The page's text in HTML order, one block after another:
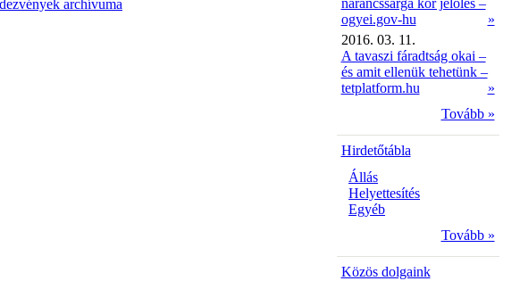
archívuma
narancssárga kör jelölés –
ogyei.gov-hu
»
2016. 03. 11.
A tavaszi fáradtság okai –
és amit ellenük tehetünk –
tetplatform.hu
»
Tovább »
Hirdetőtábla
Állás
Helyettesítés
Egyéb
Tovább »
Közös dolgaink